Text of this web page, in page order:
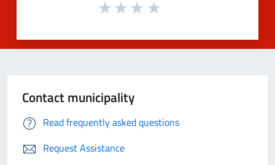
Contact municipality
Read frequently asked questions
Request Assistance